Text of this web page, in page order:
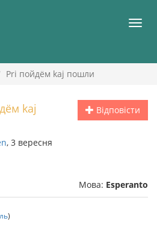
Pri пойдём kaj пошли
Відповісти
kaj
, 3 вересня
Мова: Esperanto
)